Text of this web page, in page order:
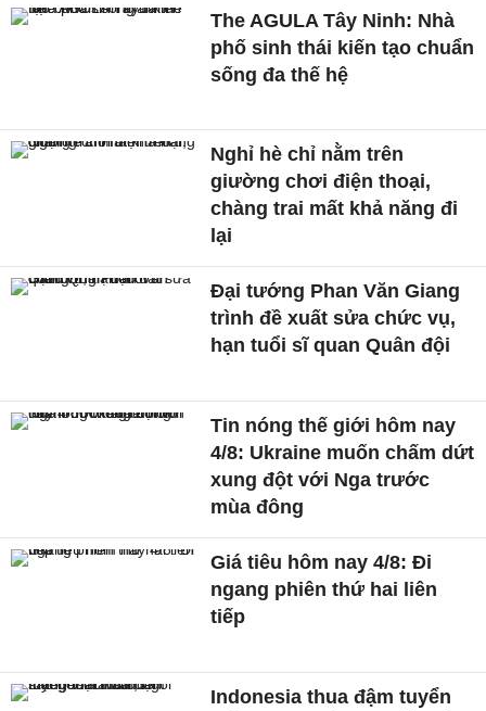
The AGULA Tây Ninh: Nhà
phố sinh thái kiến tạo chuẩn
sống đa thế hệ
Nghỉ hè chỉ nằm trên
giường chơi điện thoại,
chàng trai mất khả năng đi
lại
Đại tướng Phan Văn Giang
trình đề xuất sửa chức vụ,
hạn tuổi sĩ quan Quân đội
Tin nóng thế giới hôm nay
4/8: Ukraine muốn chấm dứt
xung đột với Nga trước
mùa đông
Giá tiêu hôm nay 4/8: Đi
ngang phiên thứ hai liên
tiếp
Indonesia thua đậm tuyển